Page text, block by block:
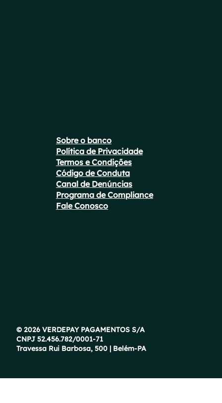
© 2026 VERDEPAY PAGAMENTOS S/A
CNPJ 52.456.782/0001-71
Travessa Rui Barbosa, 500 | Belém-PA
Sobre o banco
Política de Privacidade
Termos e Condições
Código de Conduta
Canal de Denúncias
Programa de Compliance
Fale Conosco